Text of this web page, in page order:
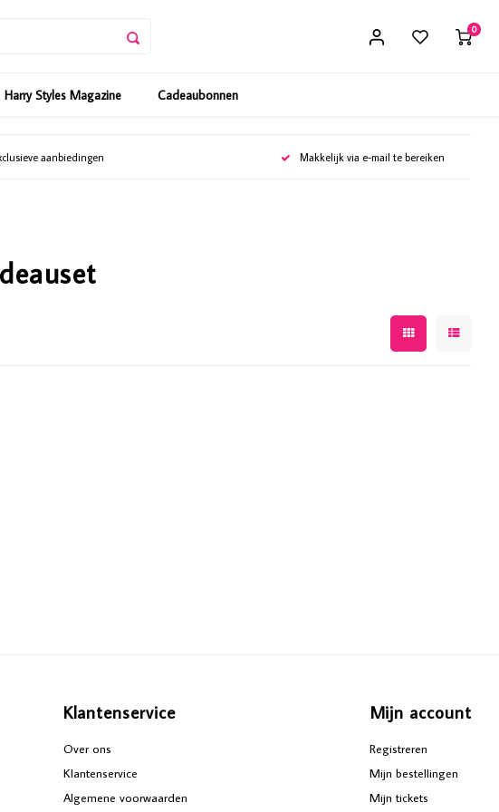
0
Harry Styles Magazine Cadeaubonnen
aanbiedingen Makkelijk via e-mail te bereiken
Klantenservice
Over ons
Klantenservice
Algemene voorwaarden
Mijn account
Registreren
Mijn bestellingen
Mijn tickets